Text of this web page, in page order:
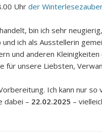
Uhrder
bin ich sehr
ich als Ausstellerin
und anderen Kleinigkeiten
für unsere Liebsten,
Ich kann nur so
dabei – 22.02.2025 –